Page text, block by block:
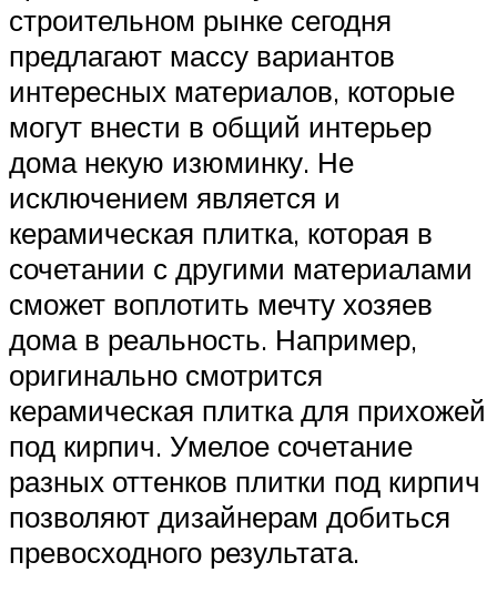
строительном рынке сегодня
предлагают массу вариантов
интересных материалов, которые
могут внести в общий интерьер
дома некую изюминку. Не
исключением является и
керамическая плитка, которая в
сочетании с другими материалами
сможет воплотить мечту хозяев
дома в реальность. Например,
оригинально смотрится
керамическая плитка для прихожей
под кирпич. Умелое сочетание
разных оттенков плитки под кирпич
позволяют дизайнерам добиться
превосходного результата.